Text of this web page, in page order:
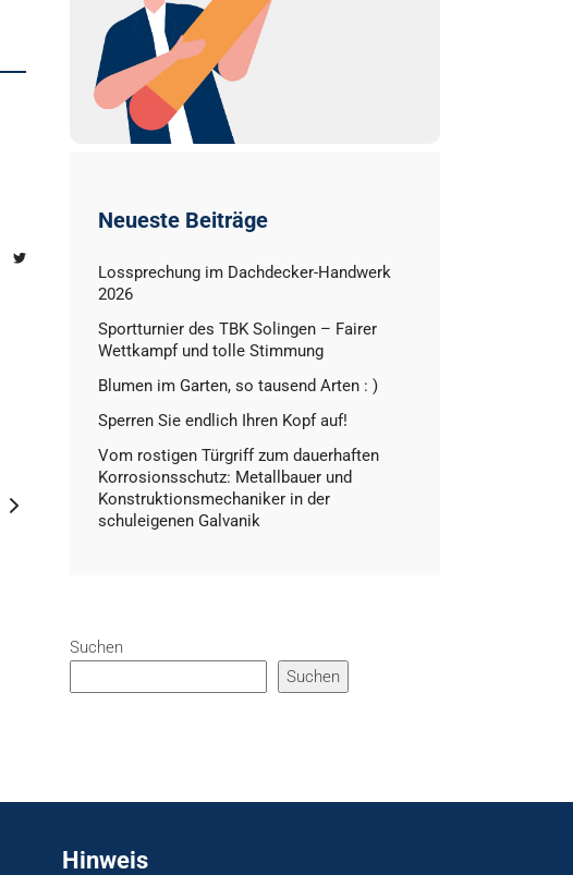
Neueste Beiträge
Lossprechung im Dachdecker-Handwerk
2026
Sportturnier des TBK Solingen – Fairer
Wettkampf und tolle Stimmung
Blumen im Garten, so tausend Arten : )
Sperren Sie endlich Ihren Kopf auf!
Vom rostigen Türgriff zum dauerhaften
Korrosionsschutz: Metallbauer und
Konstruktionsmechaniker in der
schuleigenen Galvanik
Suchen
Suchen
Hinweis